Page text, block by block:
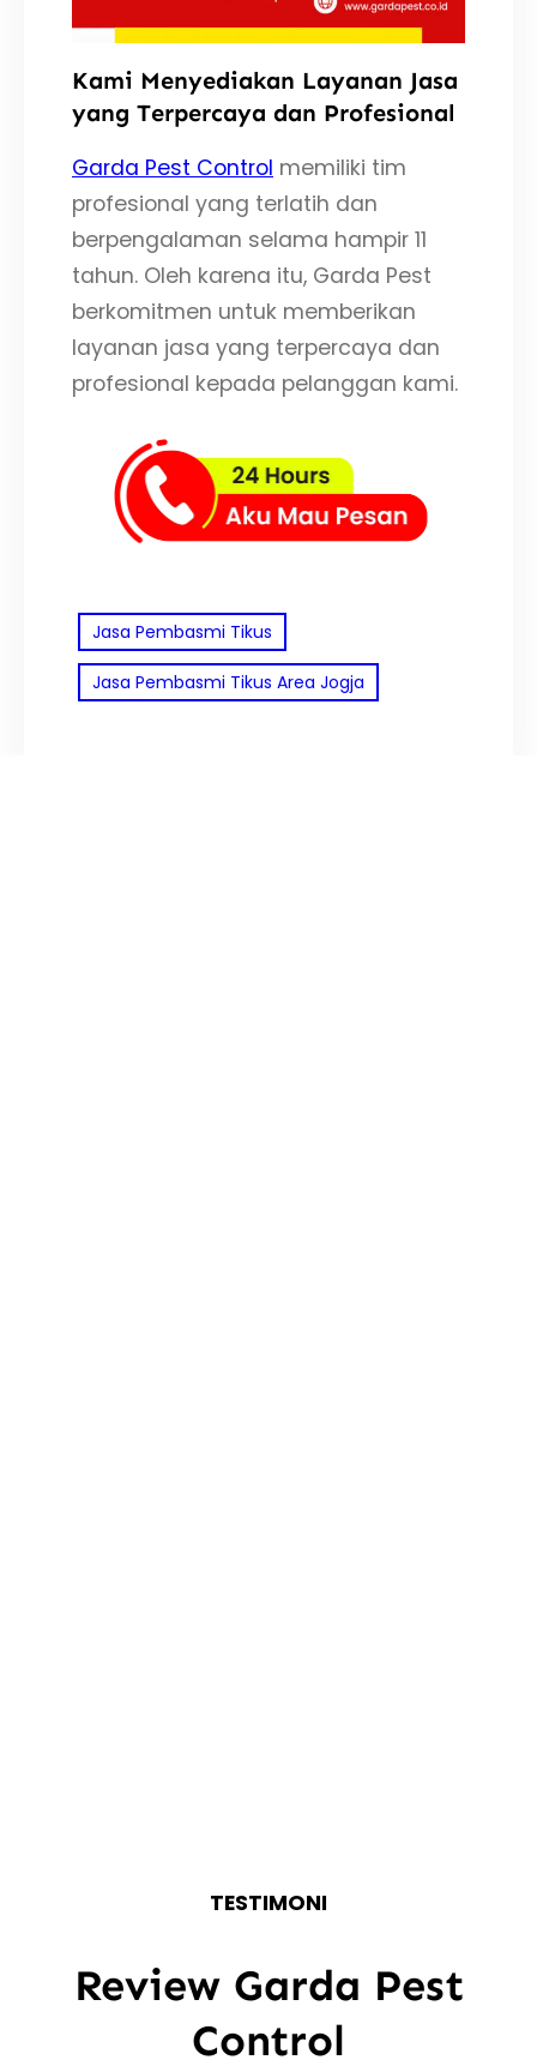
Kami Menyediakan Layanan Jasa
yang Terpercaya dan Profesional
Garda Pest Control memiliki tim
profesional yang terlatih dan
berpengalaman selama hampir 11
tahun. Oleh karena itu, Garda Pest
berkomitmen untuk memberikan
layanan jasa yang terpercaya dan
profesional kepada pelanggan kami.
Jasa Pembasmi Tikus
Jasa Pembasmi Tikus Area Jogja
TESTIMONI
Review Garda Pest
Control